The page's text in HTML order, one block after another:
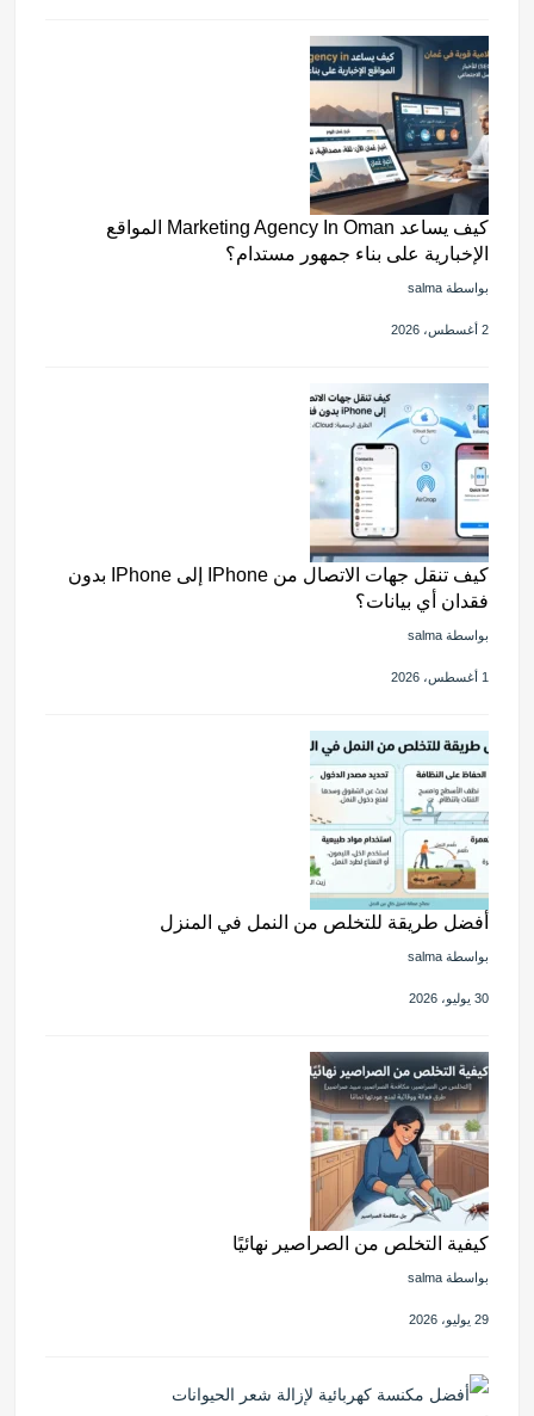
كيف يساعد Marketing Agency In Oman المواقع
الإخبارية على بناء جمهور مستدام؟
بواسطة salma
2 أغسطس، 2026
كيف تنقل جهات الاتصال من IPhone إلى IPhone بدون
فقدان أي بيانات؟
بواسطة salma
1 أغسطس، 2026
أفضل طريقة للتخلص من النمل في المنزل
بواسطة salma
30 يوليو، 2026
كيفية التخلص من الصراصير نهائيًا
بواسطة salma
29 يوليو، 2026